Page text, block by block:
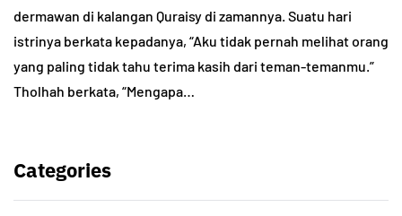
dermawan di kalangan Quraisy di zamannya. Suatu hari
istrinya berkata kepadanya, “Aku tidak pernah melihat orang
yang paling tidak tahu terima kasih dari teman-temanmu.”
Tholhah berkata, “Mengapa…
Categories